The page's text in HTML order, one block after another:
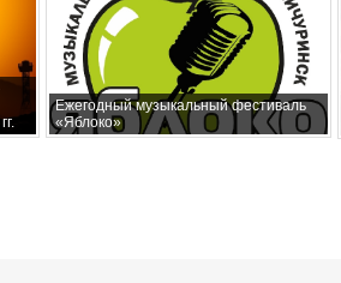
Ежегодный музыкальный фестиваль
«Яблоко»